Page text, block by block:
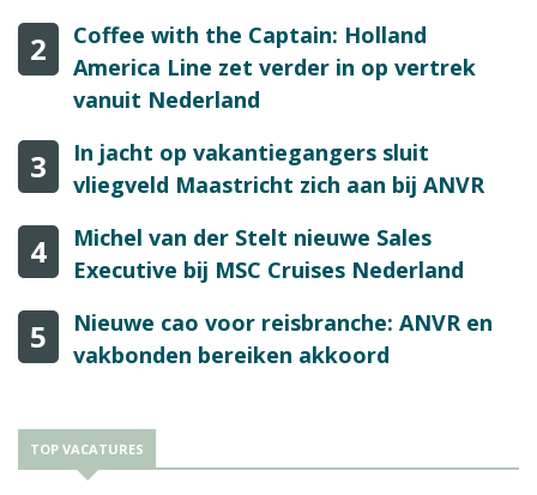
2
Coffee with the Captain: Holland
America Line zet verder in op vertrek
vanuit Nederland
3
In jacht op vakantiegangers sluit
vliegveld Maastricht zich aan bij ANVR
4
Michel van der Stelt nieuwe Sales
Executive bij MSC Cruises Nederland
5
Nieuwe cao voor reisbranche: ANVR en
vakbonden bereiken akkoord
TOP VACATURES